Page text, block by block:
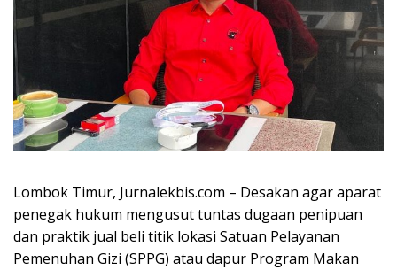
Lombok Timur, Jurnalekbis.com – Desakan agar aparat
penegak hukum mengusut tuntas dugaan penipuan
dan praktik jual beli titik lokasi Satuan Pelayanan
Pemenuhan Gizi (SPPG) atau dapur Program Makan